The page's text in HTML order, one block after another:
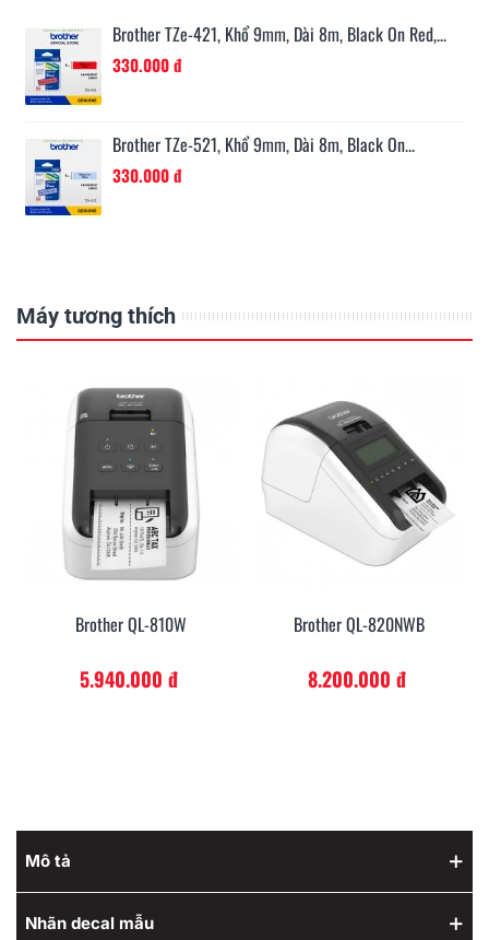
Brother TZe-421, Khổ 9mm, Dài 8m, Black On Red,...
330.000 đ
Brother TZe-521, Khổ 9mm, Dài 8m, Black On...
330.000 đ
Máy tương thích
Brother QL-810W
5.940.000 đ
Brother QL-820NWB
8.200.000 đ
Mô tả
Nhãn decal mẫu